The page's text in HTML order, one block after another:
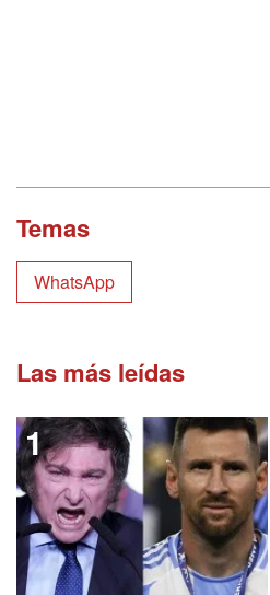
Temas
WhatsApp
Las más leídas